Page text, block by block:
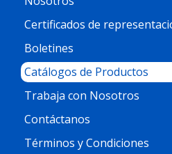
Certificados de
Boletines
Catálogos de Productos
Trabaja con Nosotros
Contáctanos
Términos y Condiciones